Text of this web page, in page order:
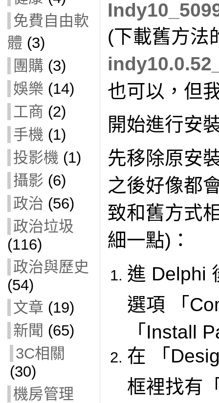
免費自由軟
體 (3)
團購 (3)
娛樂 (14)
工商 (2)
手機 (1)
投影機 (1)
攝影 (6)
政治 (56)
政治垃圾
(116)
政治與歷史
(54)
文章 (19)
新聞 (65)
3C相關
(30)
機房管理
(下載舊方法
也可以，但
開始進行安
先移除原安
之後好像都
致和舊方式
細一點)：
進 Delphi
選項 「
「Install
在 「
框裡找有